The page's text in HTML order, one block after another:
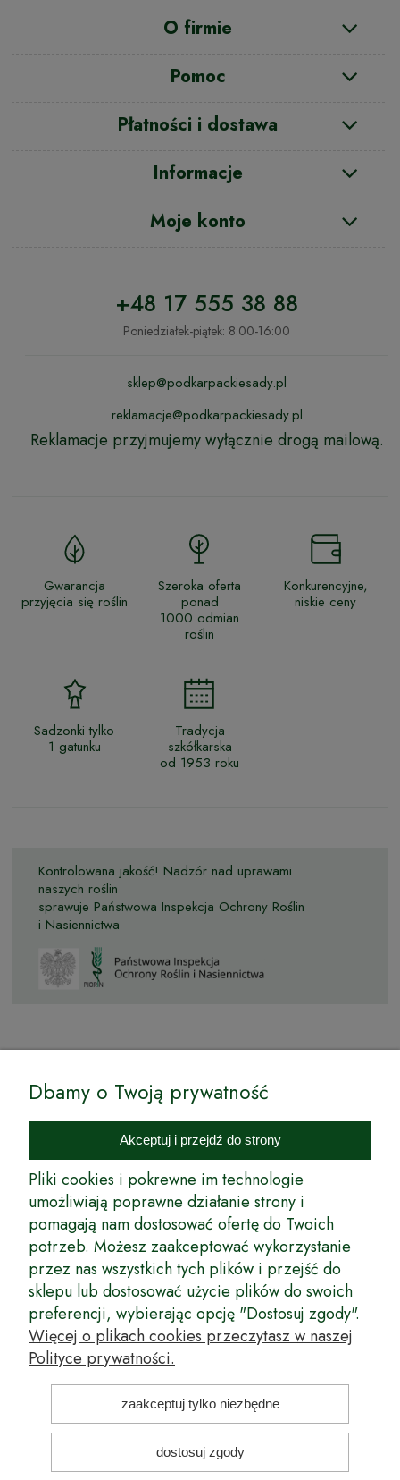
O firmie
Pomoc
Płatności i dostawa
Informacje
Moje konto
+48 17 555 38 88
Poniedziałek-piątek: 8:00-16:00
sklep@podkarpackiesady.pl
reklamacje@podkarpackiesady.pl
Reklamacje przyjmujemy wyłącznie drogą mailową.
Gwarancja
przyjęcia się roślin
Szeroka oferta
ponad
1000 odmian
roślin
Konkurencyjne,
niskie ceny
Sadzonki tylko
1 gatunku
Tradycja
szkółkarska
od 1953 roku
Kontrolowana jakość! Nadzór nad uprawami
naszych roślin
sprawuje Państwowa Inspekcja Ochrony Roślin
i Nasiennictwa
Internetowy Sklep Ogrodniczy Podkarpackie Sady to inicjatywa
podkarpackich szkółkarzy, której zamierzeniem jest wprowadzenie na
rynek wysokiej jakości drzewek owocowych, drzewek ozdobnych oraz
innych produktów pozwalających na uprawianie zarówno małych, jak
i dużych sadów oraz ogrodów.
Wspólnie stworzyliśmy dla Państwa kompleksową ofertę - wspaniałe
produkty, dary ziemi ze szkółek drzewek ozdobnych i owocowych,
których tradycje sięgają roku 1953. Drzewka produkowane są
z najwyższą starannością przez trzecie pokolenie plantatorów.
Długoletnie Doświadczenie sprawiło, że wszystkie drzewka cechuje
duża odporność na zmienne warunki atmosferyczne naszego klimatu
oraz niezwykły urodzaj. W ofercie naszego internetowego sklepu
ogrodniczego: drzewka owocowe, krzewy owocowe, drzewka
ozdobne, odmiany jabłoni, sadzonki drzew owocowych, borówka
amerykańska, róże wielkokwiatowe, odmiany czereśni, odmiany śliwek
Nasze motto brzmi: Z myślą o Twoim ogrodzie... Przekonaj się o tym
kupując drzewka w naszym sklepie!
Dbamy o Twoją prywatność
Akceptuj i przejdź do strony
Pliki cookies i pokrewne im technologie
umożliwiają poprawne działanie strony i
pomagają nam dostosować ofertę do Twoich
potrzeb. Możesz zaakceptować wykorzystanie
przez nas wszystkich tych plików i przejść do
sklepu lub dostosować użycie plików do swoich
preferencji, wybierając opcję "Dostosuj zgody".
Więcej o plikach cookies przeczytasz w naszej
Polityce prywatności.
zaakceptuj tylko niezbędne
dostosuj zgody